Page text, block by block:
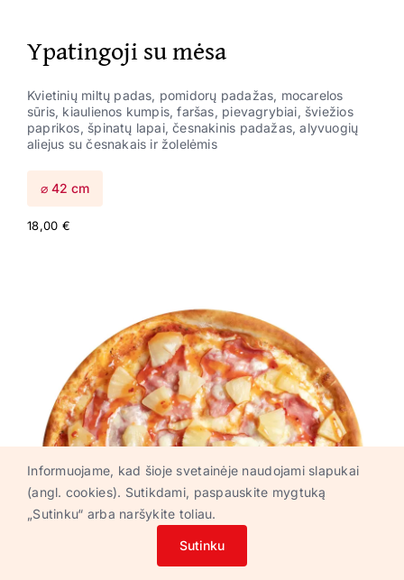
Ypatingoji su mėsa
Kvietinių miltų padas, pomidorų padažas, mocarelos
sūris, kiaulienos kumpis, faršas, pievagrybiai, šviežios
paprikos, špinatų lapai, česnakinis padažas, alyvuogių
aliejus su česnakais ir žolelėmis
⌀ 42 cm
18,00 €
Informuojame, kad šioje svetainėje naudojami slapukai
(angl. cookies). Sutikdami, paspauskite mygtuką
„Sutinku“ arba naršykite toliau.
Sutinku